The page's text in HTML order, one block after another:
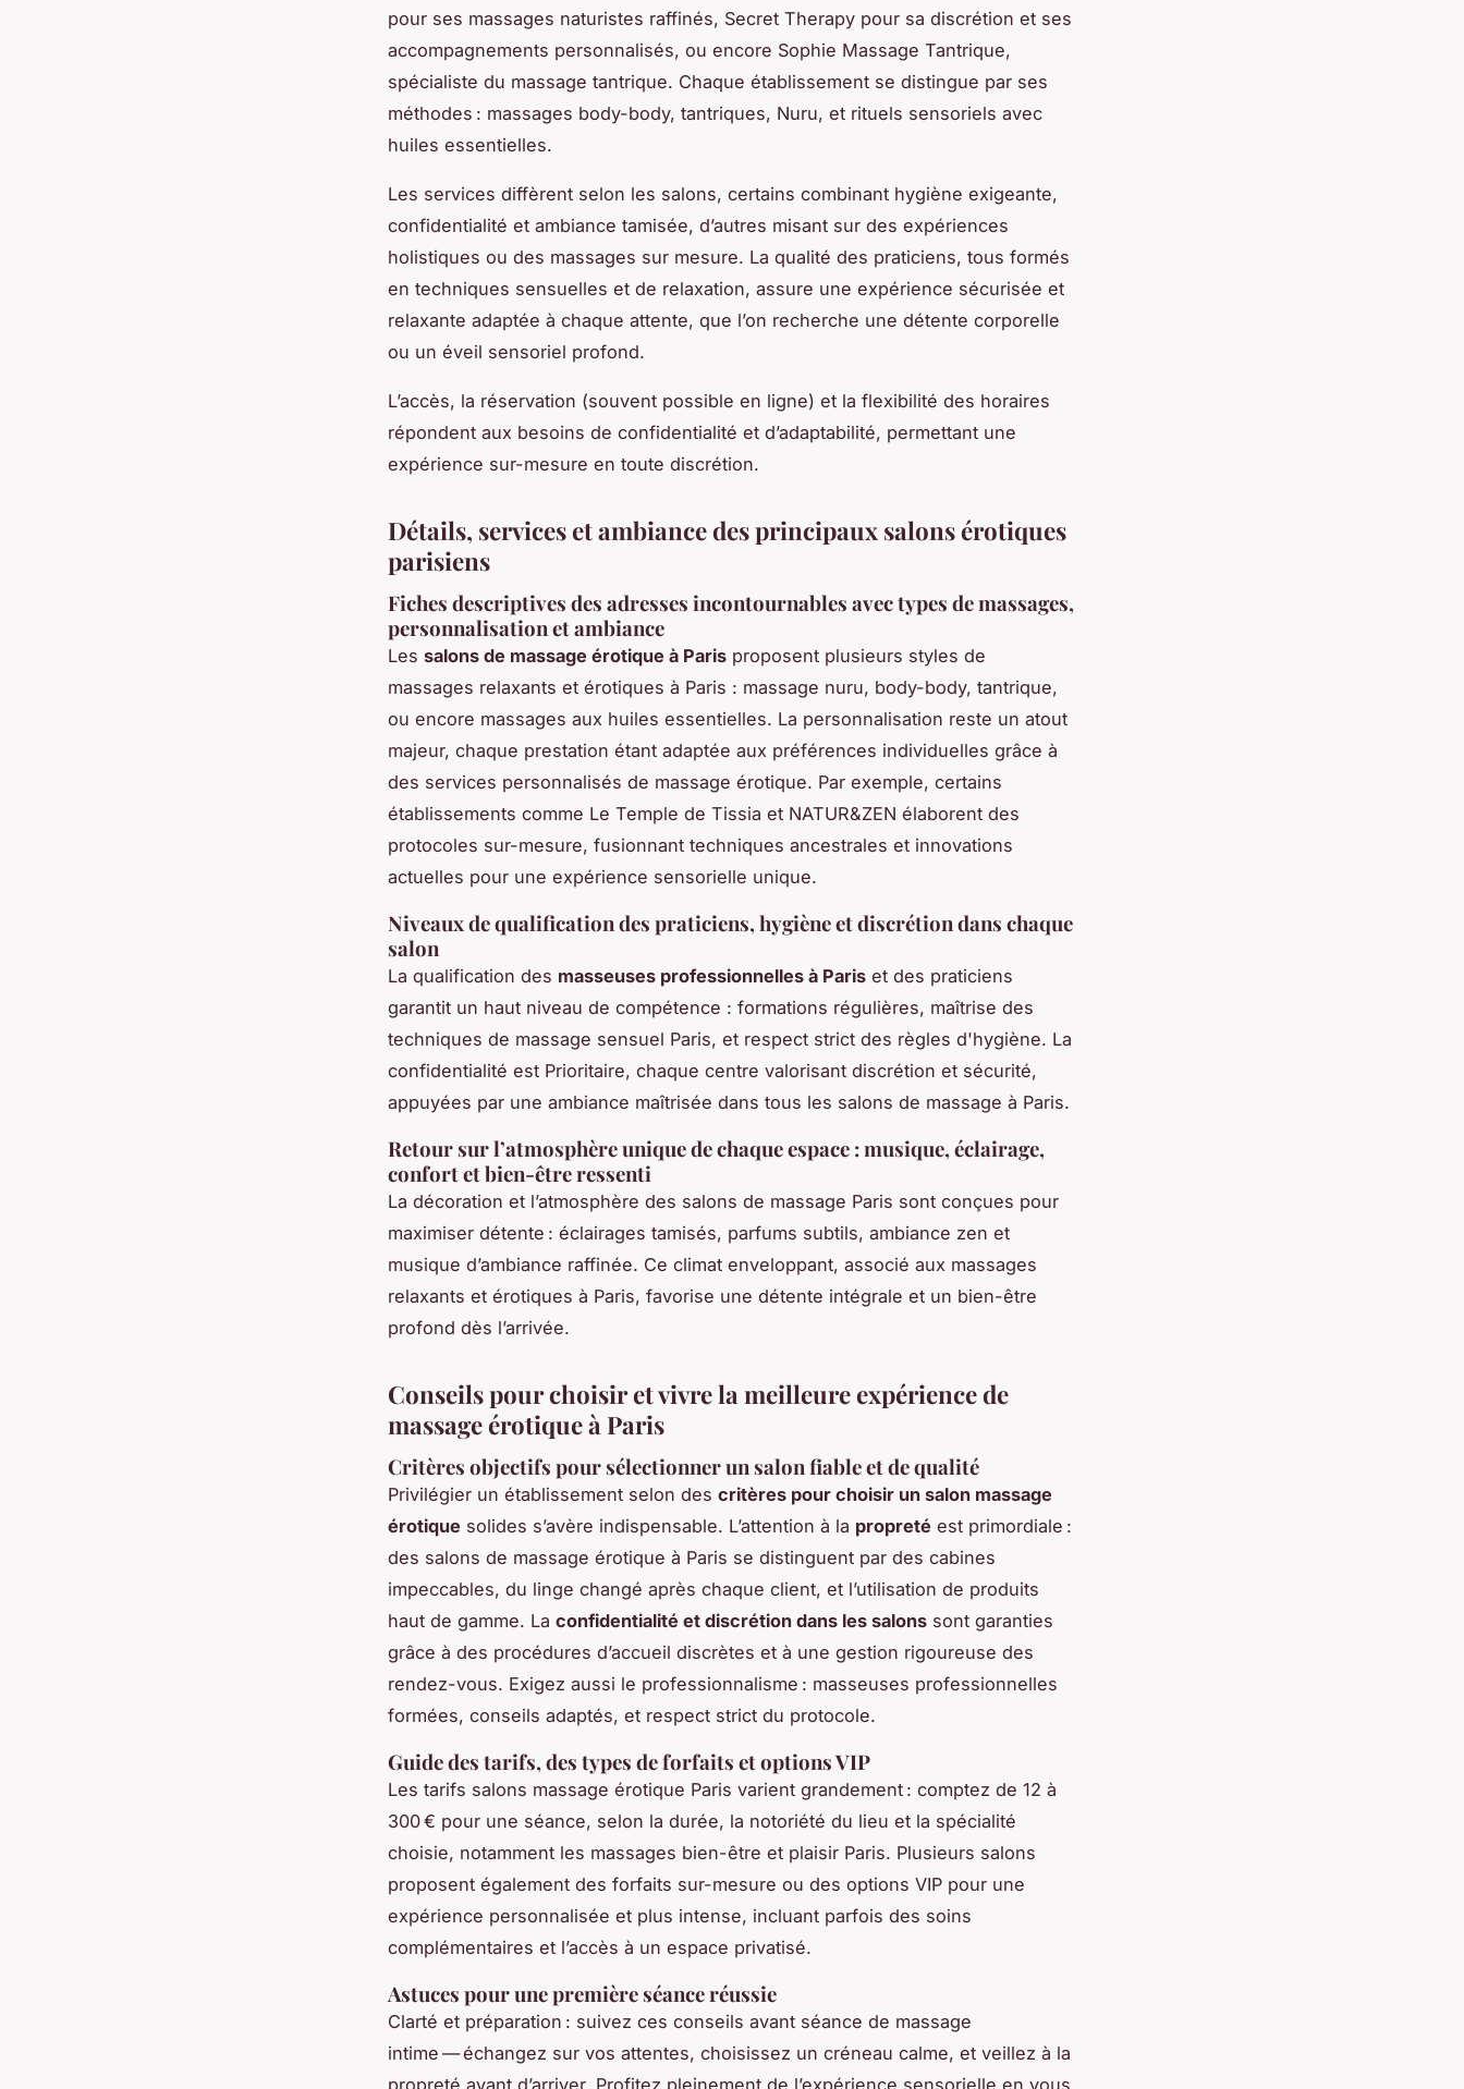
pour ses massages naturistes raffinés, Secret Therapy pour sa discrétion et ses
accompagnements personnalisés, ou encore Sophie Massage Tantrique,
spécialiste du massage tantrique. Chaque établissement se distingue par ses
méthodes : massages body-body, tantriques, Nuru, et rituels sensoriels avec
huiles essentielles.
Les services diffèrent selon les salons, certains combinant hygiène exigeante,
confidentialité et ambiance tamisée, d’autres misant sur des expériences
holistiques ou des massages sur mesure. La qualité des praticiens, tous formés
en techniques sensuelles et de relaxation, assure une expérience sécurisée et
relaxante adaptée à chaque attente, que l’on recherche une détente corporelle
ou un éveil sensoriel profond.
L’accès, la réservation (souvent possible en ligne) et la flexibilité des horaires
répondent aux besoins de confidentialité et d’adaptabilité, permettant une
expérience sur-mesure en toute discrétion.
Détails, services et ambiance des principaux salons érotiques
parisiens
Fiches descriptives des adresses incontournables avec types de massages,
personnalisation et ambiance
Les salons de massage érotique à Paris proposent plusieurs styles de
massages relaxants et érotiques à Paris : massage nuru, body-body, tantrique,
ou encore massages aux huiles essentielles. La personnalisation reste un atout
majeur, chaque prestation étant adaptée aux préférences individuelles grâce à
des services personnalisés de massage érotique. Par exemple, certains
établissements comme Le Temple de Tissia et NATUR&ZEN élaborent des
protocoles sur-mesure, fusionnant techniques ancestrales et innovations
actuelles pour une expérience sensorielle unique.
Niveaux de qualification des praticiens, hygiène et discrétion dans chaque
salon
La qualification des masseuses professionnelles à Paris et des praticiens
garantit un haut niveau de compétence : formations régulières, maîtrise des
techniques de massage sensuel Paris, et respect strict des règles d'hygiène. La
confidentialité est Prioritaire, chaque centre valorisant discrétion et sécurité,
appuyées par une ambiance maîtrisée dans tous les salons de massage à Paris.
Retour sur l’atmosphère unique de chaque espace : musique, éclairage,
confort et bien-être ressenti
La décoration et l’atmosphère des salons de massage Paris sont conçues pour
maximiser détente : éclairages tamisés, parfums subtils, ambiance zen et
musique d’ambiance raffinée. Ce climat enveloppant, associé aux massages
relaxants et érotiques à Paris, favorise une détente intégrale et un bien-être
profond dès l’arrivée.
Conseils pour choisir et vivre la meilleure expérience de
massage érotique à Paris
Critères objectifs pour sélectionner un salon fiable et de qualité
Privilégier un établissement selon des critères pour choisir un salon massage
érotique solides s’avère indispensable. L’attention à la propreté est primordiale :
des salons de massage érotique à Paris se distinguent par des cabines
impeccables, du linge changé après chaque client, et l’utilisation de produits
haut de gamme. La confidentialité et discrétion dans les salons sont garanties
grâce à des procédures d’accueil discrètes et à une gestion rigoureuse des
rendez-vous. Exigez aussi le professionnalisme : masseuses professionnelles
formées, conseils adaptés, et respect strict du protocole.
Guide des tarifs, des types de forfaits et options VIP
Les tarifs salons massage érotique Paris varient grandement : comptez de 12 à
300 € pour une séance, selon la durée, la notoriété du lieu et la spécialité
choisie, notamment les massages bien-être et plaisir Paris. Plusieurs salons
proposent également des forfaits sur-mesure ou des options VIP pour une
expérience personnalisée et plus intense, incluant parfois des soins
complémentaires et l’accès à un espace privatisé.
Astuces pour une première séance réussie
Clarté et préparation : suivez ces conseils avant séance de massage
intime — échangez sur vos attentes, choisissez un créneau calme, et veillez à la
propreté avant d’arriver. Profitez pleinement de l’expérience sensorielle en vous